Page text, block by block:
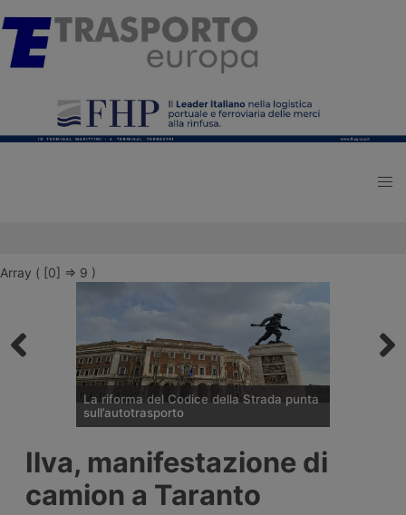
Array ( [0] => 9 )
La riforma del Codice della Strada punta
sull’autotrasporto
fine di luglio 2026 le linee della riforma del
Codice della Strada: patente C1 a 17 anni,
guida senza Cqc per un anno,
riorganizzazione delle sanzioni in 21 fasce,
Ilva, manifestazione di
camion a Taranto